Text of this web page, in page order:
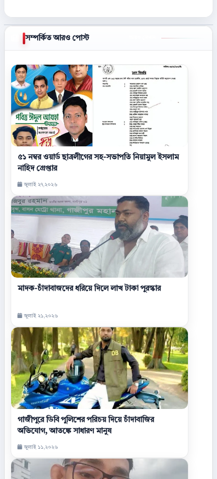
সম্পর্কিত আরও পোস্ট
৫১ নম্বর ওয়ার্ড ছাত্রলীগের সহ-সভাপতি নিয়ামুল ইসলাম
নাহিদ গ্রেপ্তার
জুলাই ২৭,২০২৬
মাদক-চাঁদাবাজদের ধরিয়ে দিলে লাখ টাকা পুরস্কার
জুলাই ২১,২০২৬
গাজীপুরে ডিবি পুলিশের পরিচয় দিয়ে চাঁদাবাজির
অভিযোগ, আতঙ্কে সাধারণ মানুষ
জুলাই ১১,২০২৬